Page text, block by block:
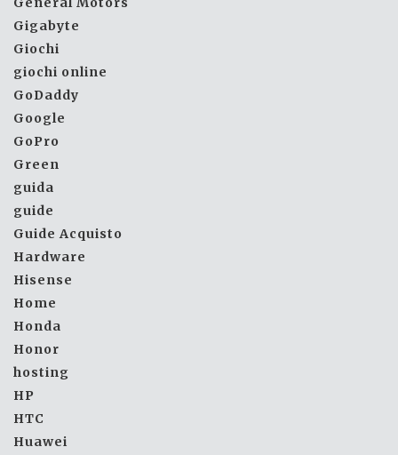
Gigabyte
Giochi
giochi online
GoDaddy
Google
GoPro
Green
guida
guide
Guide Acquisto
Hardware
Hisense
Home
Honda
Honor
hosting
HP
HTC
Huawei